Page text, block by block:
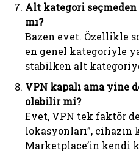
Alt kategori
mı?
Bazen evet. Özellikle
en genel kategoriyle
stabilken alt
VPN kapalı ama yine
olabilir mi?
Evet, VPN tek faktör
lokasyonları”,
Marketplace’in kendi